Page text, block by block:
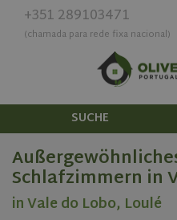
+351 289103471
(chamada para rede fixa nacional)
SUCHE
Schlafzimmern in
in Vale do Lobo, Loulé